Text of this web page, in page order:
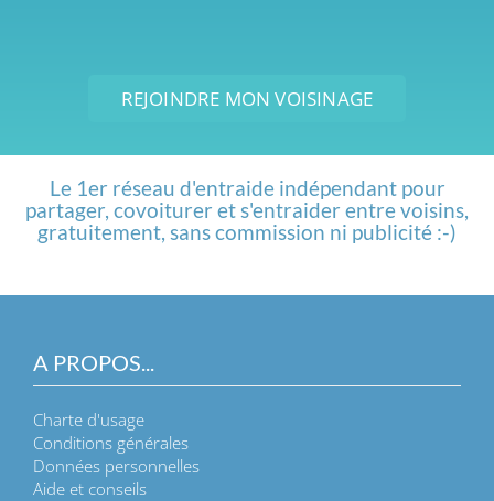
REJOINDRE MON VOISINAGE
Le 1er réseau d'entraide indépendant pour
partager, covoiturer et s'entraider entre voisins,
gratuitement, sans commission ni publicité :-)
A PROPOS...
Charte d'usage
Conditions générales
Données personnelles
Aide et conseils